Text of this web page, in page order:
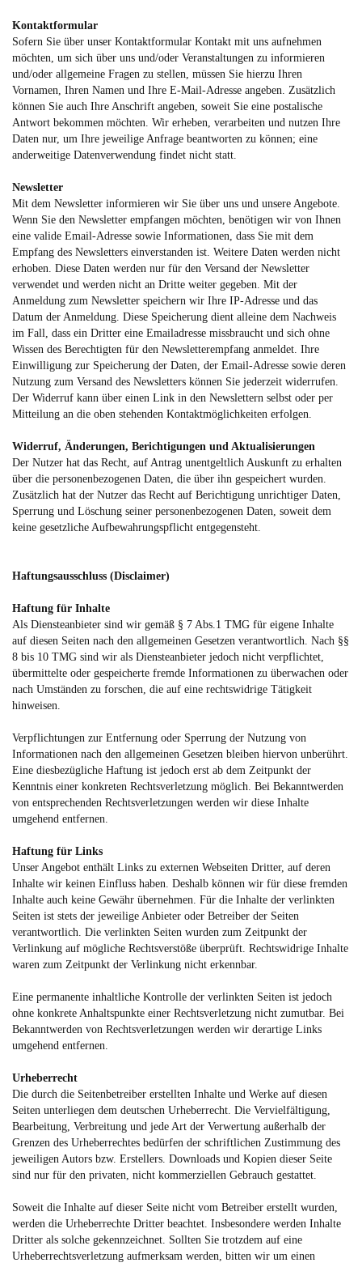
Kontaktformular
Sofern Sie über unser Kontaktformular Kontakt mit uns aufnehmen
möchten, um sich über uns und/oder Veranstaltungen zu informieren
und/oder allgemeine Fragen zu stellen, müssen Sie hierzu Ihren
Vornamen, Ihren Namen und Ihre E-Mail-Adresse angeben. Zusätzlich
können Sie auch Ihre Anschrift angeben, soweit Sie eine postalische
Antwort bekommen möchten. Wir erheben, verarbeiten und nutzen Ihre
Daten nur, um Ihre jeweilige Anfrage beantworten zu können; eine
anderweitige Datenverwendung findet nicht statt.
Newsletter
Mit dem Newsletter informieren wir Sie über uns und unsere Angebote.
Wenn Sie den Newsletter empfangen möchten, benötigen wir von Ihnen
eine valide Email-Adresse sowie Informationen, dass Sie mit dem
Empfang des Newsletters einverstanden ist. Weitere Daten werden nicht
erhoben. Diese Daten werden nur für den Versand der Newsletter
verwendet und werden nicht an Dritte weiter gegeben. Mit der
Anmeldung zum Newsletter speichern wir Ihre IP-Adresse und das
Datum der Anmeldung. Diese Speicherung dient alleine dem Nachweis
im Fall, dass ein Dritter eine Emailadresse missbraucht und sich ohne
Wissen des Berechtigten für den Newsletterempfang anmeldet. Ihre
Einwilligung zur Speicherung der Daten, der Email-Adresse sowie deren
Nutzung zum Versand des Newsletters können Sie jederzeit widerrufen.
Der Widerruf kann über einen Link in den Newslettern selbst oder per
Mitteilung an die oben stehenden Kontaktmöglichkeiten erfolgen.
Widerruf, Änderungen, Berichtigungen und Aktualisierungen
Der Nutzer hat das Recht, auf Antrag unentgeltlich Auskunft zu erhalten
über die personenbezogenen Daten, die über ihn gespeichert wurden.
Zusätzlich hat der Nutzer das Recht auf Berichtigung unrichtiger Daten,
Sperrung und Löschung seiner personenbezogenen Daten, soweit dem
keine gesetzliche Aufbewahrungspflicht entgegensteht.
Haftungsausschluss (Disclaimer)
Haftung für Inhalte
Als Diensteanbieter sind wir gemäß § 7 Abs.1 TMG für eigene Inhalte
auf diesen Seiten nach den allgemeinen Gesetzen verantwortlich. Nach §§
8 bis 10 TMG sind wir als Diensteanbieter jedoch nicht verpflichtet,
übermittelte oder gespeicherte fremde Informationen zu überwachen oder
nach Umständen zu forschen, die auf eine rechtswidrige Tätigkeit
hinweisen.
Verpflichtungen zur Entfernung oder Sperrung der Nutzung von
Informationen nach den allgemeinen Gesetzen bleiben hiervon unberührt.
Eine diesbezügliche Haftung ist jedoch erst ab dem Zeitpunkt der
Kenntnis einer konkreten Rechtsverletzung möglich. Bei Bekanntwerden
von entsprechenden Rechtsverletzungen werden wir diese Inhalte
umgehend entfernen.
Haftung für Links
Unser Angebot enthält Links zu externen Webseiten Dritter, auf deren
Inhalte wir keinen Einfluss haben. Deshalb können wir für diese fremden
Inhalte auch keine Gewähr übernehmen. Für die Inhalte der verlinkten
Seiten ist stets der jeweilige Anbieter oder Betreiber der Seiten
verantwortlich. Die verlinkten Seiten wurden zum Zeitpunkt der
Verlinkung auf mögliche Rechtsverstöße überprüft. Rechtswidrige Inhalte
waren zum Zeitpunkt der Verlinkung nicht erkennbar.
Eine permanente inhaltliche Kontrolle der verlinkten Seiten ist jedoch
ohne konkrete Anhaltspunkte einer Rechtsverletzung nicht zumutbar. Bei
Bekanntwerden von Rechtsverletzungen werden wir derartige Links
umgehend entfernen.
Urheberrecht
Die durch die Seitenbetreiber erstellten Inhalte und Werke auf diesen
Seiten unterliegen dem deutschen Urheberrecht. Die Vervielfältigung,
Bearbeitung, Verbreitung und jede Art der Verwertung außerhalb der
Grenzen des Urheberrechtes bedürfen der schriftlichen Zustimmung des
jeweiligen Autors bzw. Erstellers. Downloads und Kopien dieser Seite
sind nur für den privaten, nicht kommerziellen Gebrauch gestattet.
Soweit die Inhalte auf dieser Seite nicht vom Betreiber erstellt wurden,
werden die Urheberrechte Dritter beachtet. Insbesondere werden Inhalte
Dritter als solche gekennzeichnet. Sollten Sie trotzdem auf eine
Urheberrechtsverletzung aufmerksam werden, bitten wir um einen